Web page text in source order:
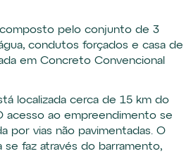
pelo conjunto de 3
condutos forçados e casa de
em Concreto Convencional
localizada cerca de 15 km do
acesso ao empreendimento se
por vias não pavimentadas. O
se faz através do barramento,